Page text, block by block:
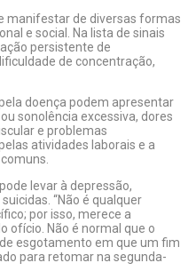
manifestar de diversas formas
e social. Na lista de sinais
persistente de
de concentração,
doença podem apresentar
sonolência excessiva, dores
e problemas
atividades laborais e a
levar à depressão,
“Não é qualquer
por isso, merece a
ofício. Não é normal que o
esgotamento em que um fim
para retomar na segunda-